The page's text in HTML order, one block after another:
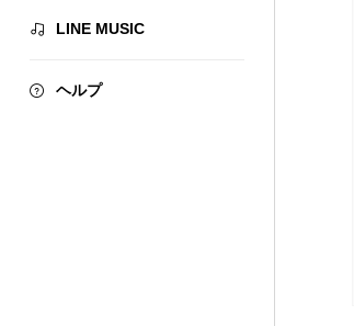
LINE MUSIC
ヘルプ